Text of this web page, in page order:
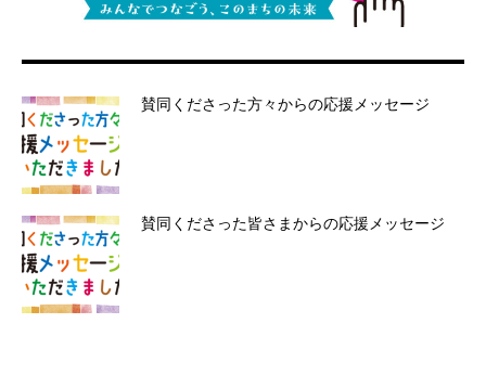
賛同くださった方々からの応援メッセージ
賛同くださった皆さまからの応援メッセージ